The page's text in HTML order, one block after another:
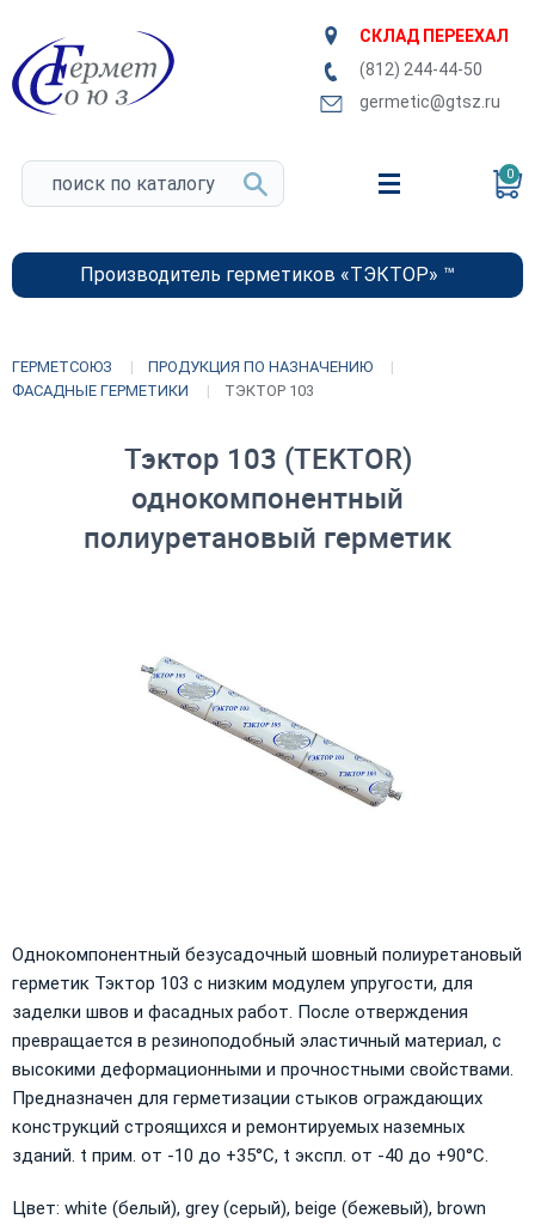
СКЛАД ПЕРЕЕХАЛ
(812) 244-44-50
germetic@gtsz.ru
0
Производитель герметиков «ТЭКТОР» ™
ГЕРМЕТСОЮЗ
ПРОДУКЦИЯ ПО НАЗНАЧЕНИЮ
ФАСАДНЫЕ ГЕРМЕТИКИ
ТЭКТОР 103
Тэктор 103 (TEKTOR)
однокомпонентный
полиуретановый герметик
Однокомпонентный безусадочный шовный полиуретановый
герметик Тэктор 103 с низким модулем упругости, для
заделки швов и фасадных работ. После отверждения
превращается в резиноподобный эластичный материал, с
высокими деформационными и прочностными свойствами.
Предназначен для герметизации стыков ограждающих
конструкций строящихся и ремонтируемых наземных
зданий. t прим. от -10 до +35°С, t экспл. от -40 до +90°С.
Цвет: white (белый), grey (серый), beige (бежевый), brown